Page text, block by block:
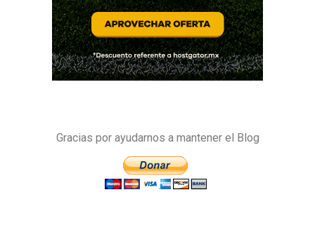
Gracias por ayudarnos a mantener el Blog